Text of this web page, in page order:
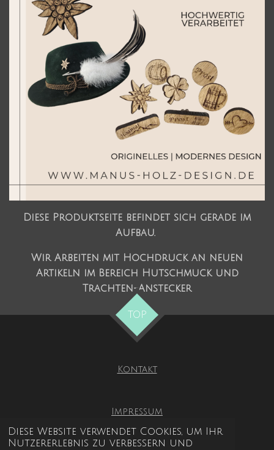
Diese Website verwendet Cookies, um Ihr
Nutzererlebnis zu verbessern und
Diese Produktseite befindet sich gerade im
Aufbau.
Wir Arbeiten mit Hochdruck an neuen
Artikeln im Bereich Hutschmuck und
Trachten-Anstecker
TOP
Kontakt
Impressum